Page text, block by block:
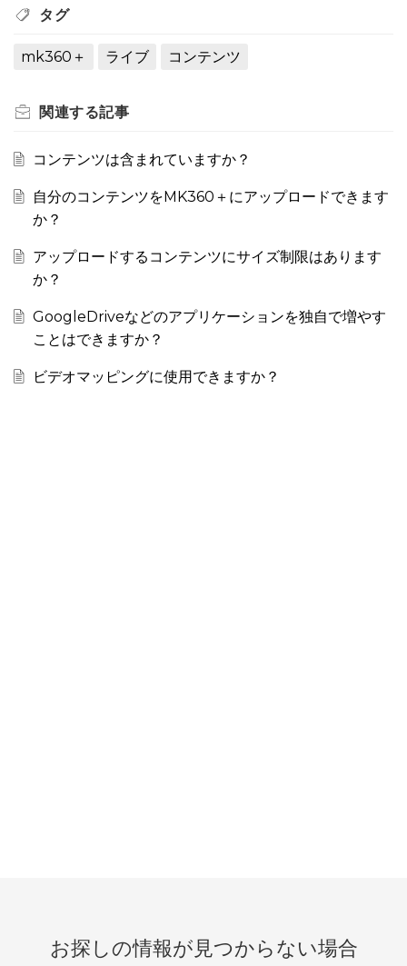
タグ
mk360＋ ライブ コンテンツ
関連する記事
コンテンツは含まれていますか？
自分のコンテンツをMK360＋にアップロードできます
か？
アップロードするコンテンツにサイズ制限はあります
か？
GoogleDriveなどのアプリケーションを独自で増やす
ことはできますか？
ビデオマッピングに使用できますか？
お探しの情報が見つからない場合